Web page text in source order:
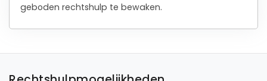
geboden rechtshulp te bewaken.